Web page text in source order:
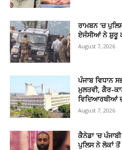
ਰਾਮਬਨ ’ਚ
ਏਜੰਸੀਆਂ ਨੇ ਸ਼ੁਰੂ
August 7, 2026
ਪੰਜਾਬ ਵਿਧਾਨ
ਮੁਲਤਵੀ, ਗੈਰ-
ਵਿਦਿਆਰਥੀਆਂ
August 7, 2026
ਕੈਨੇਡਾ ’ਚ
ਪੁਲਿਸ ਨੇ ਲੋਕਾਂ